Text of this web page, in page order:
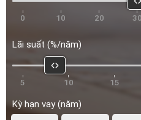
0 10 20 30
Lãi suất (%/năm)
5 10 15
Kỳ hạn vay (năm)